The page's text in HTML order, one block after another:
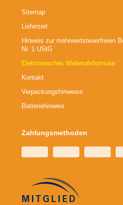
Sitemap
Lieferzeit
Hinweis zur mehrwertsteuerfreien
Nr. 1 UStG
Elektronisches Widerrufsformular
Kontakt
Verpackungshinweise
Batteriehinweis
Zahlungsmethoden